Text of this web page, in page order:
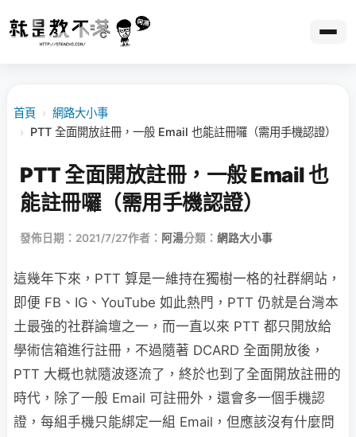
首頁 › 網路大小事
› PTT 全面開放註冊，一般 Email 也能註冊囉（需用手機認證）
PTT 全面開放註冊，一般 Email 也
能註冊囉（需用手機認證）
發佈日期：2021/7/27作者： 阿湯分類： 網路大小事
這幾年下來，PTT 算是一維持在獨樹一格的社群網站，
即便 FB、IG、YouTube 如此熱門，PTT 仍就是台灣本
土最強的社群論壇之一，而一直以來 PTT 都只開放給
學術信箱進行註冊，不過隨著 DCARD 全面開放後，
PTT 大概也就隨波逐流了，終於也到了全面開放註冊的
時代，除了一般 Email 可註冊外，還會多一個手機認
證，每組手機只能綁定一組 Email，但應該沒有什麼問